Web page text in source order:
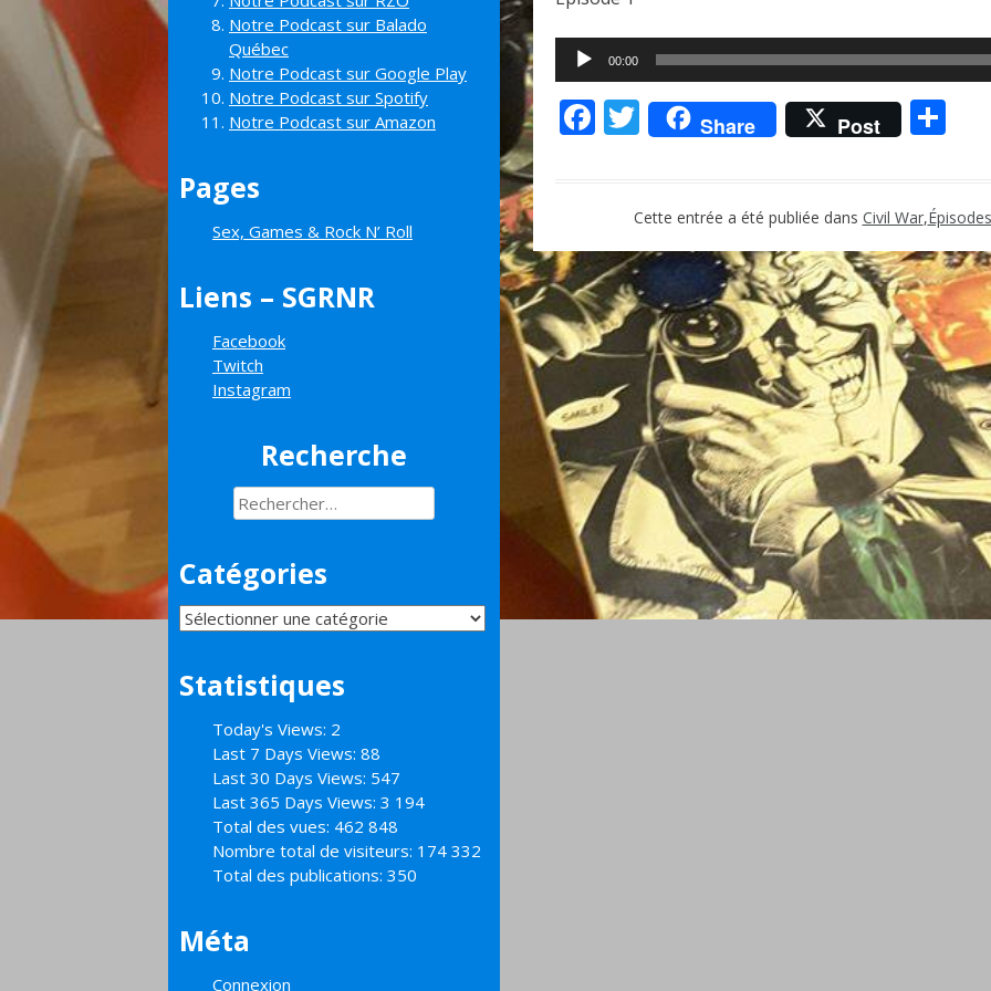
Lecteur
audio
00:00
Facebook
Twitter
Share Post
Cette entrée a été publiée dans Civil War,Épisodes
Navigation
de
l’article
Notre Podcast sur Balado
Québec
Notre Podcast sur Google Play
Notre Podcast sur Spotify
Notre Podcast sur Amazon
Pages
Sex, Games & Rock N’ Roll
Liens – SGRNR
Facebook
Twitch
Instagram
Recherche
Rechercher :
Catégories
Catégories
Statistiques
Today's Views: 2
Last 7 Days Views: 88
Last 30 Days Views: 547
Last 365 Days Views: 3 194
Total des vues: 462 848
Nombre total de visiteurs: 174 332
Total des publications: 350
Méta
Connexion